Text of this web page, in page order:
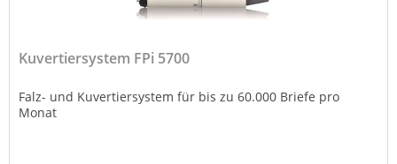
Kuvertiersystem FPi 5700
Falz- und Kuvertiersystem für bis zu 60.000 Briefe pro
Monat